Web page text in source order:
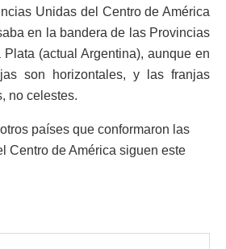
Unidas del Centro de América
en la bandera de las Provincias
(actual Argentina), aunque en
son horizontales, y las franjas
no celestes.
países que conformaron las
Centro de América siguen este